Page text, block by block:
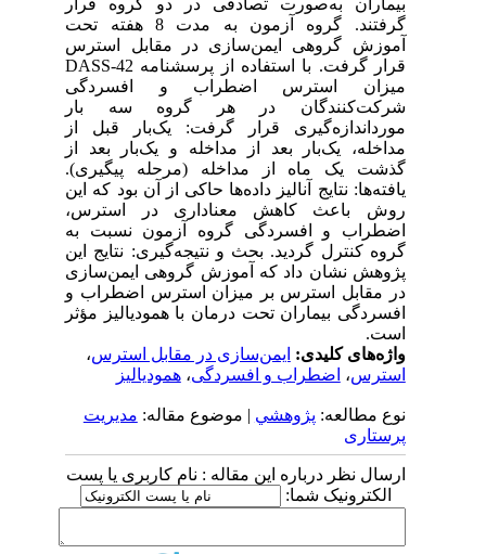
بیماران به‌صورت تصادفی در دو گروه قرار
گرفتند. گروه آزمون به مدت 8 هفته تحت
آموزش گروهی ایمن‌سازی در مقابل استرس
قرار گرفت. با استفاده از پرسشنامه DASS-42
میزان استرس اضطراب و افسردگی
شرکت‌کنندگان در هر گروه سه بار
مورداندازه‌گیری قرار گرفت: یک‌بار قبل از
مداخله، یک‌بار بعد از مداخله و یک‌بار بعد از
گذشت یک ماه از مداخله (مرحله پیگیری).
یافته‌ها: نتایج آنالیز داده‌ها حاکی از آن بود که این
روش باعث کاهش معناداری در استرس،
اضطراب و افسردگی گروه آزمون نسبت به
گروه کنترل گردید. بحث و نتیجه‌گیری: نتایج این
پژوهش نشان داد که آموزش گروهی ایمن‌سازی
در مقابل استرس بر میزان استرس اضطراب و
افسردگی بیماران تحت درمان با همودیالیز مؤثر
است.
واژه‌های کلیدی:ایمن‌سازی در مقابل استرس،
استرس،اضطراب و افسردگی،همودیالیز
نوع مطالعه:پژوهشي| موضوع مقاله:مدیریت
پرستاری
ارسال نظر درباره این مقاله : نام کاربری یا پست
الکترونیک شما: